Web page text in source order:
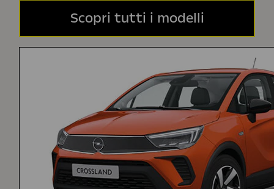
Scopri tutti i modelli